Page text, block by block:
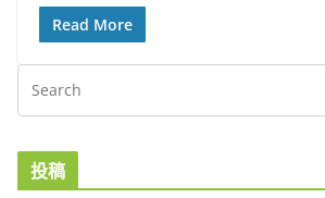
Read More
投稿